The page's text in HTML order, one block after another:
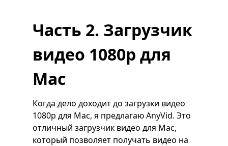
Часть 2. Загрузчик
видео 1080p для
Mac
Когда дело доходит до загрузки видео
1080p для Mac, я предлагаю AnyVid. Это
отличный загрузчик видео для Mac,
который позволяет получать видео на